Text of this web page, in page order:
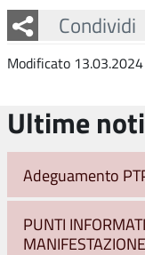
Condividi
Facebook
Twitter
Whatsapp
Modificato 13.03.2024
Ultime
Adeguamento
PUNTI